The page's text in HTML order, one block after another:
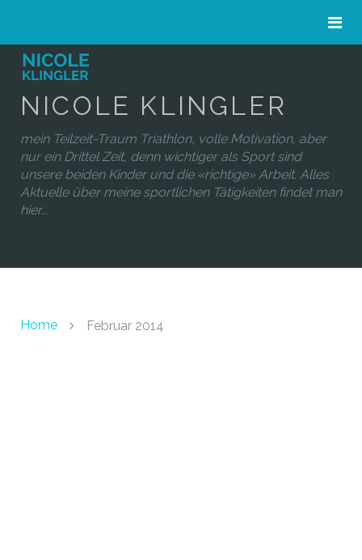
NICOLE KLINGLER
mein Teilzeit-Traum Triathlon, volle Motivation, aber
nur ein Drittel Zeit, denn wichtiger als Sport sind
unsere beiden Kinder und die «richtige» Arbeit. Alles
Aktuelle über meine sportlichen Tätigkeiten findet man
hier...
Home Februar 2014